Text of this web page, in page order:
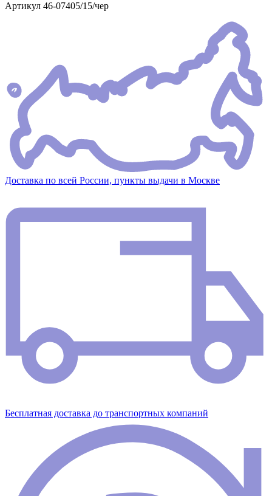
Артикул 46-07405/15/чер
Доставка по всей России, пункты выдачи в Москве
Бесплатная доставка до транспортных компаний